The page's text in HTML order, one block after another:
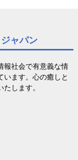
ャパン
報社会で有意義な情
ます。心の癒しと
します。